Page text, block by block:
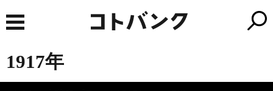
1917年